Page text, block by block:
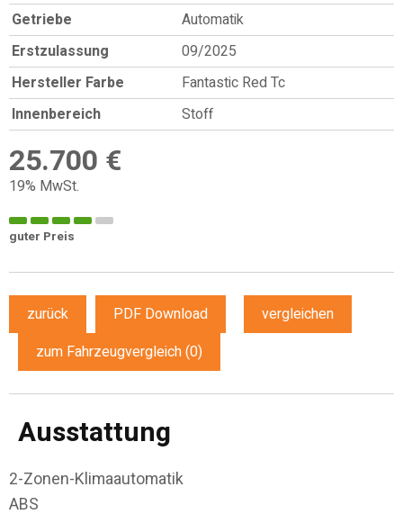
Getriebe
Automatik
Erstzulassung
09/2025
Hersteller Farbe
Fantastic Red Tc
Innenbereich
Stoff
25.700 €
19% MwSt.
guter Preis
zurück PDF Download
vergleichen
zum Fahrzeugvergleich(0)
Ausstattung
2-Zonen-Klimaautomatik
ABS